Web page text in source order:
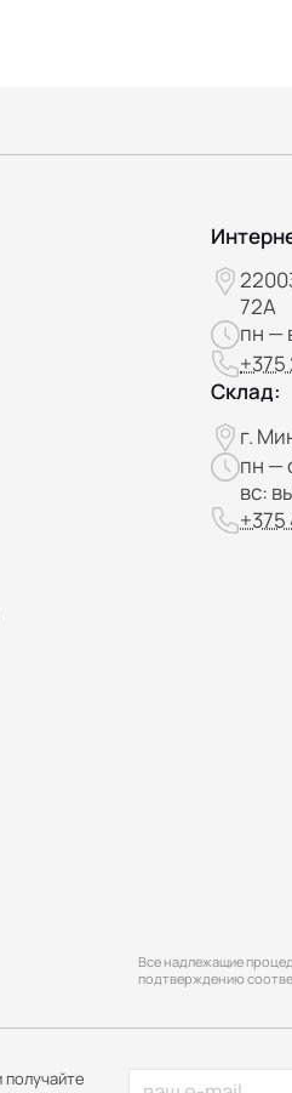
72А
пн —
+375
Склад:
г.
пн —
вс:
Все надлежащие
подтверждению